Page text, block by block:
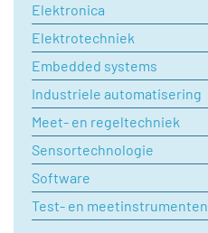
Elektronica
Elektrotechniek
Embedded systems
Industriele automatisering
Meet- en regeltechniek
Sensortechnologie
Software
Test- en meetinstrumenten